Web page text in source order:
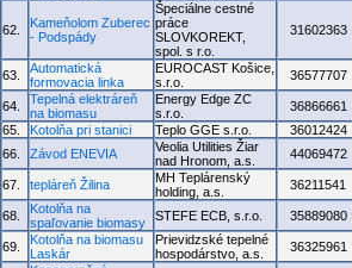
62.
Kameňolom Zuberec
- Podspády
Špeciálne cestné
práce
SLOVKOREKT,
spol. s r.o.
31602363
63.
Automatická
formovacia linka
EUROCAST Košice,
s.r.o.
36577707
64.
Tepelná elektráreň
na biomasu
Energy Edge ZC
s.r.o.
36866661
65.
Kotolňa pri stanici Teplo GGE s.r.o. 36012424
66.
Závod ENEVIA
Veolia Utilities Žiar
nad Hronom, a.s.
44069472
67. tepláreň Žilina
MH Teplárenský
holding, a.s.
36211541
68.
Kotolňa na
spaľovanie biomasy
STEFE ECB, s.r.o. 35889080
69.
Kotolňa na biomasu
Laskár
Prievidzské tepelné
hospodárstvo, a.s.
36325961